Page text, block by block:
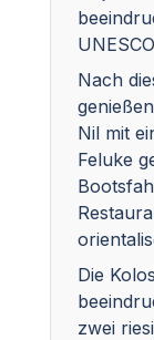
Nach
Nil mit
Feluke
Die
zwei